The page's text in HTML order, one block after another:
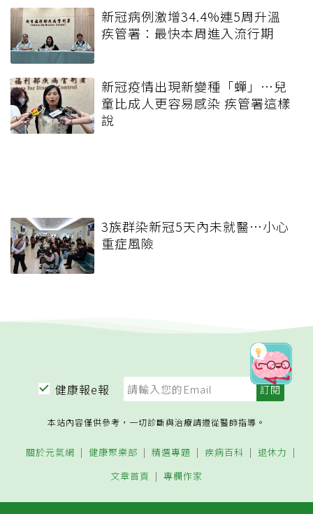
新冠病例激增34.4%連5周升溫
疾管署：最快本周進入流行期
新冠疫情出現新變種「蟬」…兒
童比成人更容易感染 疾管署這樣
說
3族群染新冠5天內未就醫…小心
重症風險
健康報e報
本站內容僅供參考，一切診斷與治療請遵從醫師指導。
關於元氣網 健康聚樂部 精選專題 疾病百科
退休力
文章首頁
專欄作家